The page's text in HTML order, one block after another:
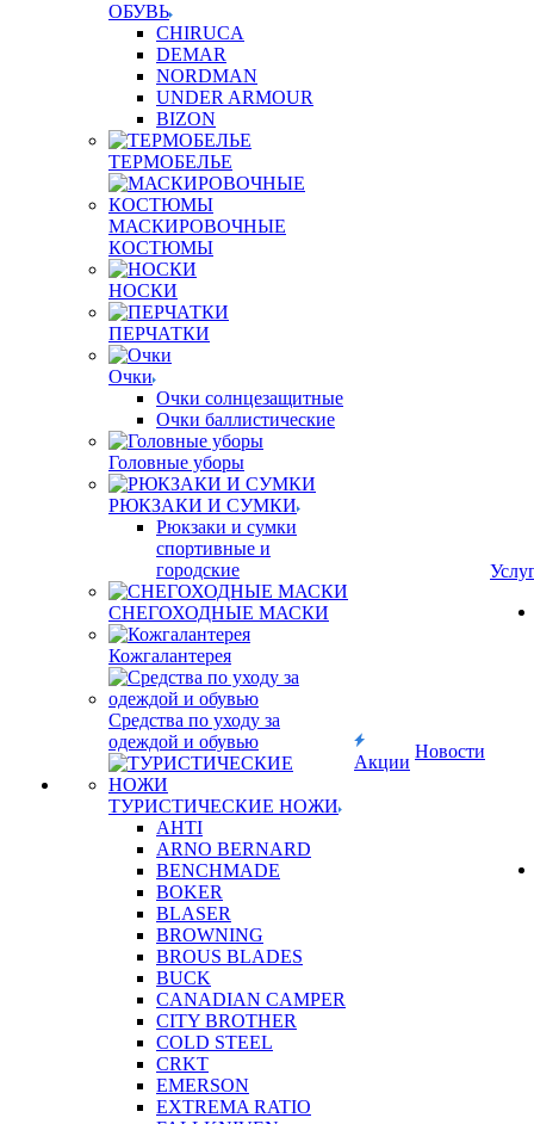
ОБУВЬ
CHIRUCA
DEMAR
NORDMAN
UNDER ARMOUR
BIZON
ТЕРМОБЕЛЬЕ
МАСКИРОВОЧНЫЕ
КОСТЮМЫ
НОСКИ
ПЕРЧАТКИ
Очки
Очки солнцезащитные
Очки баллистические
Головные уборы
РЮКЗАКИ И СУМКИ
Рюкзаки и сумки
спортивные и
городские
СНЕГОХОДНЫЕ МАСКИ
Кожгалантерея
Средства по уходу за
одеждой и обувью
ТУРИСТИЧЕСКИЕ НОЖИ
AHTI
ARNO BERNARD
BENCHMADE
BOKER
BLASER
BROWNING
BROUS BLADES
BUCK
CANADIAN CAMPER
CITY BROTHER
COLD STEEL
CRKT
EMERSON
EXTREMA RATIO
Акции
Новости